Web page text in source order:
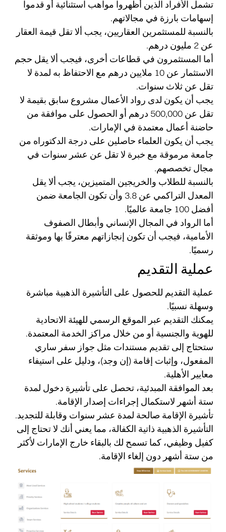
تشمل الأفراد الذين أظهروا مواهب استثنائية أو قدموا
إسهامات بارزة في مجالاتهم.
بالنسبة للمستثمرين العقاريين، يجب ألا تقل قيمة العقار
عن 2 مليون درهم.
أما المستثمرون في قطاعات أخرى، فيجب ألا يقل حجم
الاستثمار عن 10 ملايين درهم مع الاحتفاظ به لمدة لا
تقل عن ثلاث سنوات.
يجب أن يكون لدى رواد الأعمال مشروع سابق بقيمة لا
تقل عن 500,000 درهم أو الحصول على موافقة من
حاضنة أعمال معتمدة في الإمارات.
يجب أن يكون العلماء حاصلين على درجة الدكتوراه من
جامعة مرموقة مع خبرة لا تقل عن عشر سنوات في
مجال تخصصهم.
بالنسبة للطلاب والخريجين المتميزين، يجب ألا يقل
المعدل التراكمي عن 3.8 وأن تكون الجامعة ضمن
أفضل 100 جامعة عالميًا.
أما الرواد في المجال الإنساني وأبطال الصفوف
الأمامية، فيجب أن تكون إنجازاتهم معترفًا بها وموثقة
رسميًا.
عملية التقديم
عملية التقديم للحصول على التأشيرة الذهبية مباشرة
وسهلة نسبيًا.
يمكنك التقديم عبر الموقع الرسمي للهيئة الاتحادية
للهوية والجنسية أو من خلال مراكز الخدمة المعتمدة.
ستحتاج إلى تقديم مستندات مثل جواز سفر ساري
المفعول، وإثبات إقامة (إن وجد)، ودليل على استيفاء
معايير الأهلية.
بعد الموافقة المبدئية، تحصل على تأشيرة دخول لمدة
ستة أشهر لاستكمال إجراءات إصدار الإقامة.
تأشيرة الإقامة صالحة لمدة عشر سنوات وقابلة للتجديد.
التأشيرة الذهبية ذاتية الكفالة، مما يعني أنك لا تحتاج إلى
كفيل وظيفي، كما تسمح لك بالبقاء خارج الإمارات لأكثر
من ستة أشهر دون إلغاء الإقامة.